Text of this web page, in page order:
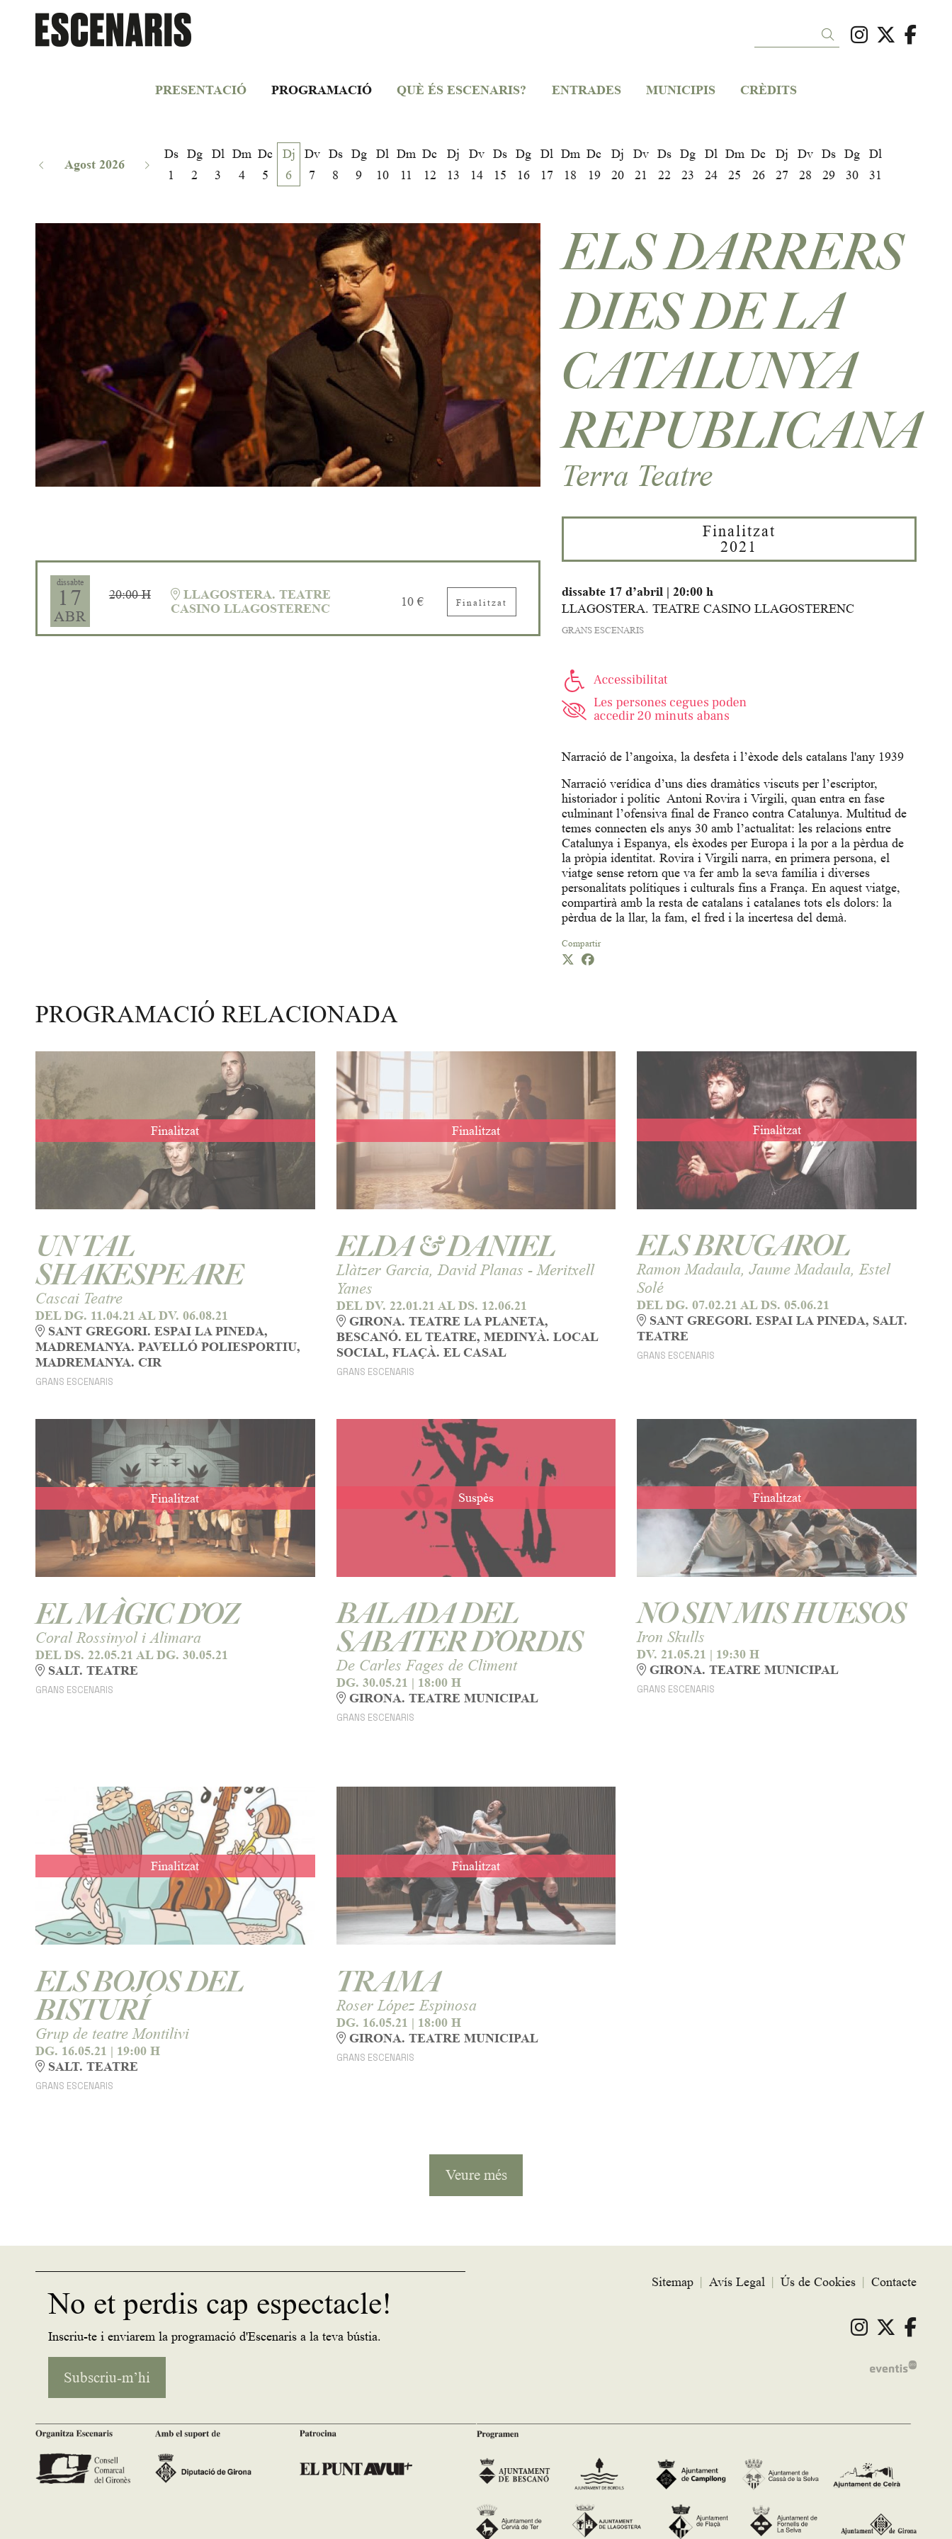
Link aLink
Cercar
PRESENTACIÓ PROGRAMACIÓ QUÈ ÉS ESCENARIS? ENTRADES MUNICIPIS CRÈDITS
Agost 2026
Ds
1
Dg
2
Dl
3
Dm
4
Dc
5
Dj
6
Dv
7
Ds
8
Dg
9
Dl
10
Dm
11
Dc
12
Dj
13
Dv
14
Ds
15
Dg
16
Dl
17
Dm
18
Dc
19
Dj
20
Dv
21
Ds
22
Dg
23
Dl
24
Dm
25
Dc
26
Dj
27
Dv
28
Ds
29
Dg
30
Dl
31
ELS DARRERS
DIES DE LA
CATALUNYA
REPUBLICANA
Terra Teatre
Finalitzat
2021
dissabte 17 d’abril |20:00 h
LLAGOSTERA. TEATRE CASINO LLAGOSTERENC
GRANS ESCENARIS
Narració de l’angoixa, la desfeta i l’èxode dels catalans l'any 1939
Narració verídica d’uns dies dramàtics viscuts per l’escriptor,
historiador i polític Antoni Rovira i Virgili, quan entra en fase
culminant l’ofensiva final de Franco contra Catalunya. Multitud de
temes connecten els anys 30 amb l’actualitat: les relacions entre
Catalunya i Espanya, els èxodes per Europa i la por a la pèrdua de
la pròpia identitat. Rovira i Virgili narra, en primera persona, el
viatge sense retorn que va fer amb la seva família i diverses
personalitats polítiques i culturals fins a França. En aquest viatge,
compartirà amb la resta de catalans i catalanes tots els dolors: la
pèrdua de la llar, la fam, el fred i la incertesa del demà.
Compartir
dissabte
17
ABR
20:00 H
LLAGOSTERA. TEATRE
CASINO LLAGOSTERENC
10 € Finalitzat
PROGRAMACIÓ RELACIONADA
Finalitzat
UN TAL
SHAKESPEARE
Cascai Teatre
DEL DG. 11.04.21 AL DV. 06.08.21
SANT GREGORI. ESPAI LA PINEDA,
MADREMANYA. PAVELLÓ POLIESPORTIU,
MADREMANYA. CIR
GRANS ESCENARIS
Finalitzat
ELDA & DANIEL
Llàtzer Garcia, David Planas - Meritxell
Yanes
DEL DV. 22.01.21 AL DS. 12.06.21
GIRONA. TEATRE LA PLANETA,
BESCANÓ. EL TEATRE, MEDINYÀ. LOCAL
SOCIAL, FLAÇÀ. EL CASAL
GRANS ESCENARIS
Finalitzat
ELS BRUGAROL
Ramon Madaula, Jaume Madaula, Estel
Solé
DEL DG. 07.02.21 AL DS. 05.06.21
SANT GREGORI. ESPAI LA PINEDA, SALT.
TEATRE
GRANS ESCENARIS
Finalitzat
EL MÀGIC D’OZ
Coral Rossinyol i Alimara
DEL DS. 22.05.21 AL DG. 30.05.21
SALT. TEATRE
GRANS ESCENARIS
Suspès
BALADA DEL
SABATER D’ORDIS
De Carles Fages de Climent
DG. 30.05.21 | 18:00 H
GIRONA. TEATRE MUNICIPAL
GRANS ESCENARIS
Finalitzat
NO SIN MIS HUESOS
Iron Skulls
DV. 21.05.21 | 19:30 H
GIRONA. TEATRE MUNICIPAL
GRANS ESCENARIS
Finalitzat
ELS BOJOS DEL
BISTURÍ
Grup de teatre Montilivi
DG. 16.05.21 | 19:00 H
SALT. TEATRE
GRANS ESCENARIS
Finalitzat
TRAMA
Roser López Espinosa
DG. 16.05.21 | 18:00 H
GIRONA. TEATRE MUNICIPAL
GRANS ESCENARIS
Veure més
No et perdis cap espectacle!
Inscriu-te i enviarem la programació d'Escenaris a la teva bústia.
Subscriu-m’hi
Sitemap | Avís Legal | Ús de Cookies | Contacte
Link aLink